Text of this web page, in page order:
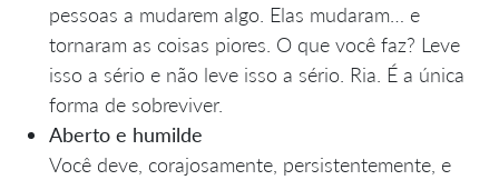
pessoas a mudarem algo. Elas mudaram… e
tornaram as coisas piores. O que você faz? Leve
isso a sério e não leve isso a sério. Ria. É a única
forma de sobreviver.
Aberto e humilde
Você deve, corajosamente, persistentemente, e